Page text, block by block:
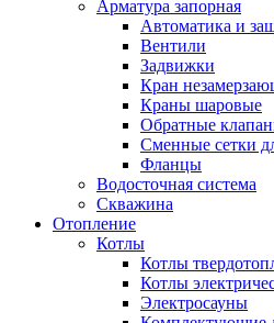
Арматура запорная
Автоматика и
Вентили
Задвижки
Кран
Краны шаровые
Обратные
Сменные сетки
Фланцы
Водосточная система
Скважина
Отопление
Котлы
Котлы
Котлы
Электросауны